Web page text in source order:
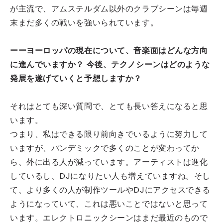
が主流で、アムステルダム以外のクラブシーンは毎週
末まだ多くの戦いを強いられています。
ーーヨーロッパの現在について、音楽面はどんな方向
に進んでいますか？ 今後、テクノシーンはどのような
発展を遂げていくと予想しますか？
それはとても深い質問で、とても長い答えになると思
います。
つまり、私はできる限り前向きでいるように努力して
いますが、パンデミックで多くのことが変わってか
ら、外に出る人が減っています。アーティストは進化
しているし、DJになりたい人も増えていますね。そし
て、より多くの人が制作ツールやDJにアクセスできる
ようになっていて、これは悪いことではないと思って
います。エレクトロニックシーンはまだ最近のもので